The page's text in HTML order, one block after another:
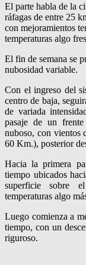
El parte habla de la
ráfagas de entre 25
con mejoramientos
temperaturas algo
El fin de semana se
nubosidad variable.
Con el ingreso del
centro de baja,
de variada
pasaje de un
nuboso, con vientos
60 Km.), posterior
Hacia la primera
tiempo ubicados
superficie sobre
temperaturas algo
Luego comienza a
tiempo, con un
riguroso.